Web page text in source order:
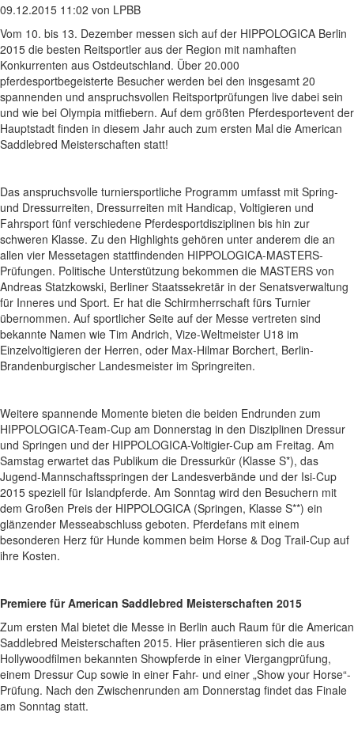
09.12.2015 11:02 von LPBB
Vom 10. bis 13. Dezember messen sich auf der HIPPOLOGICA Berlin
2015 die besten Reitsportler aus der Region mit namhaften
Konkurrenten aus Ostdeutschland. Über 20.000
pferdesportbegeisterte Besucher werden bei den insgesamt 20
spannenden und anspruchsvollen Reitsportprüfungen live dabei sein
und wie bei Olympia mitfiebern. Auf dem größten Pferdesportevent der
Hauptstadt finden in diesem Jahr auch zum ersten Mal die American
Saddlebred Meisterschaften statt!
Das anspruchsvolle turniersportliche Programm umfasst mit Spring-
und Dressurreiten, Dressurreiten mit Handicap, Voltigieren und
Fahrsport fünf verschiedene Pferdesportdisziplinen bis hin zur
schweren Klasse. Zu den Highlights gehören unter anderem die an
allen vier Messetagen stattfindenden HIPPOLOGICA-MASTERS-
Prüfungen. Politische Unterstützung bekommen die MASTERS von
Andreas Statzkowski, Berliner Staatssekretär in der Senatsverwaltung
für Inneres und Sport. Er hat die Schirmherrschaft fürs Turnier
übernommen. Auf sportlicher Seite auf der Messe vertreten sind
bekannte Namen wie Tim Andrich, Vize-Weltmeister U18 im
Einzelvoltigieren der Herren, oder Max-Hilmar Borchert, Berlin-
Brandenburgischer Landesmeister im Springreiten.
Weitere spannende Momente bieten die beiden Endrunden zum
HIPPOLOGICA-Team-Cup am Donnerstag in den Disziplinen Dressur
und Springen und der HIPPOLOGICA-Voltigier-Cup am Freitag. Am
Samstag erwartet das Publikum die Dressurkür (Klasse S*), das
Jugend-Mannschaftsspringen der Landesverbände und der Isi-Cup
2015 speziell für Islandpferde. Am Sonntag wird den Besuchern mit
dem Großen Preis der HIPPOLOGICA (Springen, Klasse S**) ein
glänzender Messeabschluss geboten. Pferdefans mit einem
besonderen Herz für Hunde kommen beim Horse & Dog Trail-Cup auf
ihre Kosten.
Premiere für American Saddlebred Meisterschaften 2015
Zum ersten Mal bietet die Messe in Berlin auch Raum für die American
Saddlebred Meisterschaften 2015. Hier präsentieren sich die aus
Hollywoodfilmen bekannten Showpferde in einer Viergangprüfung,
einem Dressur Cup sowie in einer Fahr- und einer „Show your Horse“-
Prüfung. Nach den Zwischenrunden am Donnerstag findet das Finale
am Sonntag statt.